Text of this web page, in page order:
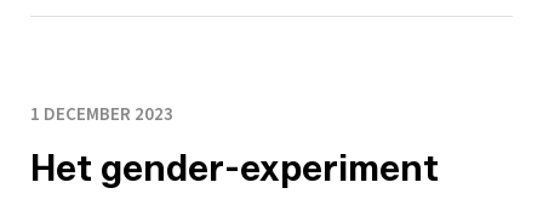
1 DECEMBER 2023
Het gender-experiment